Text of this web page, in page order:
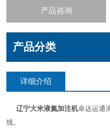
产品咨询
产品分类
详细介绍
辽宁大米液氮加注机卓达运通
线。